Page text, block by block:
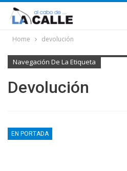
Home devolución
Navegación De La Etiqueta
Devolución
EN PORTADA